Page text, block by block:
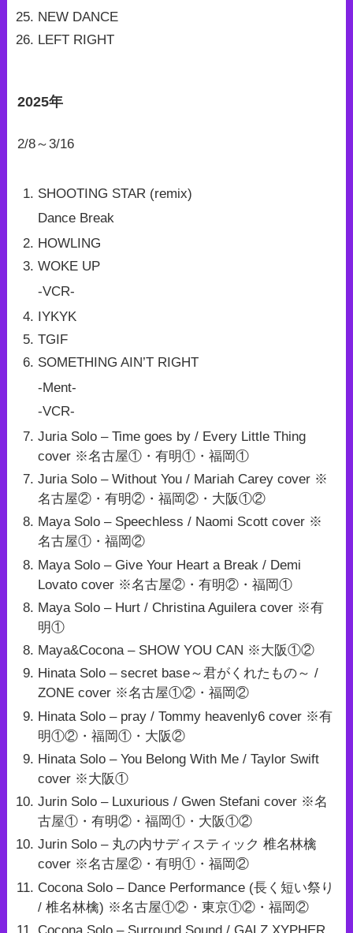
NEW DANCE
LEFT RIGHT
2025年
2/8～3/16
SHOOTING STAR (remix)
Dance Break
HOWLING
WOKE UP
-VCR-
IYKYK
TGIF
SOMETHING AIN’T RIGHT
-Ment-
-VCR-
Juria Solo – Time goes by / Every Little Thing
cover ※名古屋①・有明①・福岡①
Juria Solo – Without You / Mariah Carey cover ※
名古屋②・有明②・福岡②・大阪①②
Maya Solo – Speechless / Naomi Scott cover ※
名古屋①・福岡②
Maya Solo – Give Your Heart a Break / Demi
Lovato cover ※名古屋②・有明②・福岡①
Maya Solo – Hurt / Christina Aguilera cover ※有
明①
Maya&Cocona – SHOW YOU CAN ※大阪①②
Hinata Solo – secret base～君がくれたもの～ /
ZONE cover ※名古屋①②・福岡②
Hinata Solo – pray / Tommy heavenly6 cover ※有
明①②・福岡①・大阪②
Hinata Solo – You Belong With Me / Taylor Swift
cover ※大阪①
Jurin Solo – Luxurious / Gwen Stefani cover ※名
古屋①・有明②・福岡①・大阪①②
Jurin Solo – 丸の内サディスティック 椎名林檎
cover ※名古屋②・有明①・福岡②
Cocona Solo – Dance Performance (長く短い祭り
/ 椎名林檎) ※名古屋①②・東京①②・福岡②